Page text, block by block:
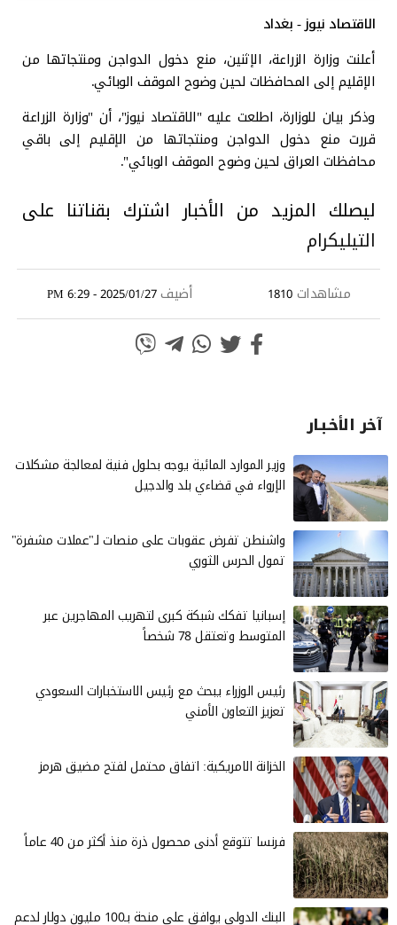
الاقتصاد نيوز - بغداد
أعلنت وزارة الزراعة، الإثنين، منع دخول الدواجن ومنتجاتها من
الإقليم إلى المحافظات لحين وضوح الموقف الوبائي.
وذكر بيان للوزارة، اطلعت عليه "الاقتصاد نيوز"، أن "وزارة الزراعة
قررت منع دخول الدواجن ومنتجاتها من الإقليم إلى باقي
محافظات العراق لحين وضوح الموقف الوبائي".
ليصلك المزيد من الأخبار اشترك بقناتنا على
التيليكرام
مشاهدات 1810 أضيف2025/01/27 - 6:29 PM
آخر الأخـبـار
وزير الموارد المائية يوجه بحلول فنية لمعالجة مشكلات
الإرواء في قضاءي بلد والدجيل
واشنطن تفرض عقوبات على منصات لـ"عملات مشفرة"
تمول الحرس الثوري
إسبانيا تفكك شبكة كبرى لتهريب المهاجرين عبر
المتوسط وتعتقل 78 شخصاً
رئيس الوزراء يبحث مع رئيس الاستخبارات السعودي
تعزيز التعاون الأمني
الخزانة الامريكية: اتفاق محتمل لفتح مضيق هرمز
فرنسا تتوقع أدنى محصول ذرة منذ أكثر من 40 عاماً
البنك الدولي يوافق على منحة بـ100 مليون دولار لدعم